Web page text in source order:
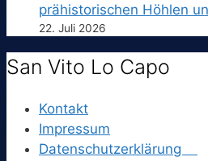
prähistorischen Höhlen
22. Juli 2026
San Vito Lo Capo
Kontakt
Impressum
Datenschutzerklärung